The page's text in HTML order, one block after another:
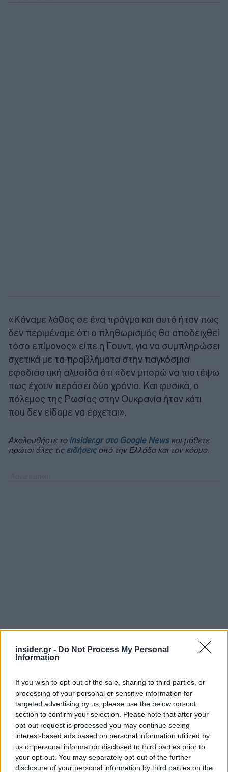
insider.gr - Do Not Process My Personal
Information
If you wish to opt-out of the sale, sharing to third parties, or
processing of your personal or sensitive information for
targeted advertising by us, please use the below opt-out
section to confirm your selection. Please note that after your
opt-out request is processed you may continue seeing
interest-based ads based on personal information utilized by
us or personal information disclosed to third parties prior to
your opt-out. You may separately opt-out of the further
disclosure of your personal information by third parties on the
«Κάναμε λάθος σε ένα πράγμα και αυτό ήταν πως
δεν περιμέναμε ότι ο πληθωρισμός θα αποδειχθεί
τόσο επίμονος» είπε η Γουντ, για να συμπληρώσει
σχετικά με τα προβλήματα στην παγκόσμια
εφοδιαστική αλυσίδα ότι «δεν μπορώ να πιστέψω
πως έχουν περάσει δύο χρόνια. Και φυσικά, ο
πόλεμος της Ρωσίας στην Ουκρανία ήταν κάτι
που δεν είδαμε να έρχεται».
Ακολουθήστε το insider.gr στο Google Newsκαι μάθετε
πρώτοι όλες τις ειδήσειςαπό την Ελλάδα και τον κόσμο.
Διαβάζονται αυτή τη στιγμή
2027 - Το παράπονο της Καρυστιανού - Στον
ΣΥΡΙΖΑ μελετούν Ιστορία
Πυρόπληκτοι: Τι σημαίνουν τα «πράσινα»,
«κίτρινα» και «κόκκινα» σπίτια για τις
αποζημιώσεις
Ποια είναι η (κυβερνητική) λίστα με τα μεγάλα
οδικά έργα και τα εκτιμώμενα
χρονοδιαγράμματα